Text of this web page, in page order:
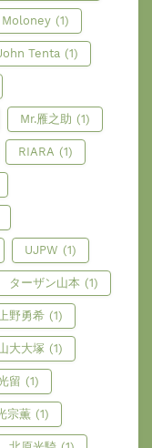
Moloney (1)
Tenta (1)
Mr.雁之助 (1)
RIARA (1)
UJPW (1)
ターザン山本 (1)
上野勇希 (1)
大大塚 (1)
留 (1)
宗薫 (1)